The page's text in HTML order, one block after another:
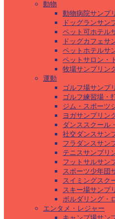
動物
動物病院サンプ
ドッグランサン
ペット可ホテル
ドッグカフェサ
ペットホテルサ
ペットサロン・
牧場サンプリン
運動
ゴルフ場サンプ
ゴルフ練習場・
ジム・スポーツ
ヨガサンプリン
ダンススクール
社交ダンスサン
フラダンスサン
テニスサンプリ
フットサルサン
スポーツ少年団
スイミングスク
スキー場サンプ
ボルダリング・
エンタメ・レジャー